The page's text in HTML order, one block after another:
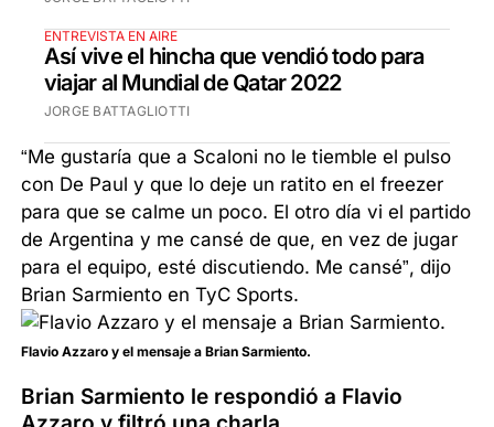
ENTREVISTA EN AIRE
Así vive el hincha que vendió todo para
viajar al Mundial de Qatar 2022
JORGE BATTAGLIOTTI
“Me gustaría que a Scaloni no le tiemble el pulso
con De Paul y que lo deje un ratito en el freezer
para que se calme un poco. El otro día vi el partido
de Argentina y me cansé de que, en vez de jugar
para el equipo, esté discutiendo. Me cansé”, dijo
Brian Sarmiento en TyC Sports.
Flavio Azzaro y el mensaje a Brian Sarmiento.
Brian Sarmiento le respondió a Flavio